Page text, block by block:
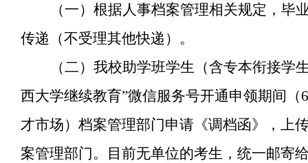
（一）根据人事档案管理相关规定，毕
传递（不受理其他快递）。
（二）我校助学班学生（含专本衔接学
西大学继续教育”微信服务号开通申领期间
才市场）档案管理部门申请《调档函》，上
案管理部门。目前无单位的考生，统一邮寄